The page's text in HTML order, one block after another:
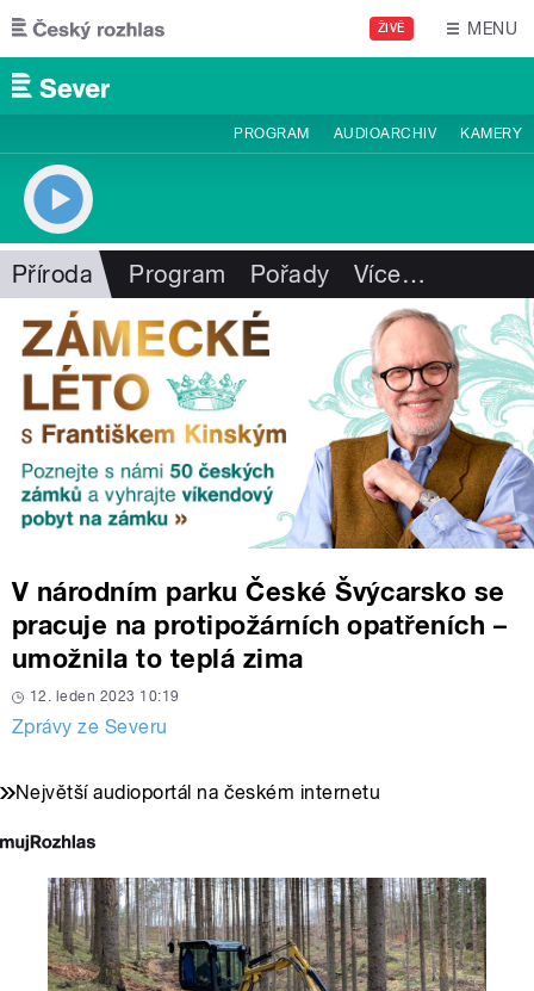
Přejít k hlavnímu obsahu
ŽIVĚ MENU
PROGRAM AUDIOARCHIV KAMERY
Příroda Program Pořady Více…
V národním parku České Švýcarsko se
pracuje na protipožárních opatřeních –
umožnila to teplá zima
12. leden 2023 10:19
Zprávy ze Severu
Největší audioportál na českém internetu